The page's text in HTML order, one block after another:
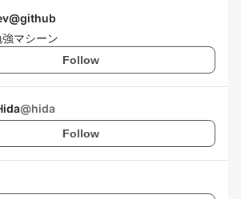
マシーン
Follow
@hida
Follow